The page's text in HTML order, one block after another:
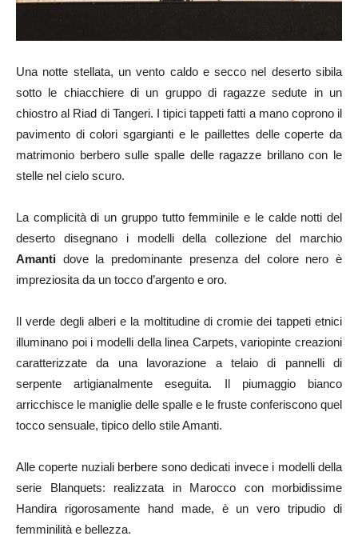
Una notte stellata, un vento caldo e secco nel deserto sibila
sotto le chiacchiere di un gruppo di ragazze sedute in un
chiostro al Riad di Tangeri. I tipici tappeti fatti a mano coprono il
pavimento di colori sgargianti e le paillettes delle coperte da
matrimonio berbero sulle spalle delle ragazze brillano con le
stelle nel cielo scuro.
La complicità di un gruppo tutto femminile e le calde notti del
deserto disegnano i modelli della collezione del marchio
Amanti dove la predominante presenza del colore nero è
impreziosita da un tocco d’argento e oro.
Il verde degli alberi e la moltitudine di cromie dei tappeti etnici
illuminano poi i modelli della linea Carpets, variopinte creazioni
caratterizzate da una lavorazione a telaio di pannelli di
serpente artigianalmente eseguita. Il piumaggio bianco
arricchisce le maniglie delle spalle e le fruste conferiscono quel
tocco sensuale, tipico dello stile Amanti.
Alle coperte nuziali berbere sono dedicati invece i modelli della
serie Blanquets: realizzata in Marocco con morbidissime
Handira rigorosamente hand made, è un vero tripudio di
femminilità e bellezza.